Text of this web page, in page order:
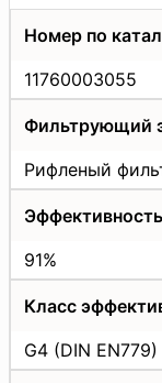
Номер по
11760003055
Фильтрующий
Рифленый
91%
Класс
G4 (DIN EN779)